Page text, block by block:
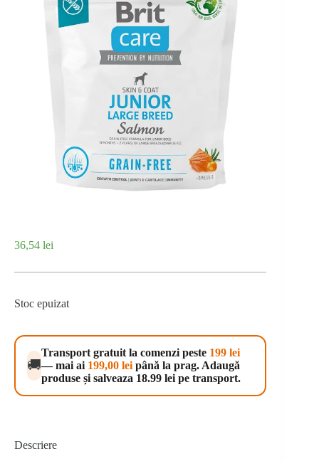
36,54 lei
Stoc epuizat
🚚
Transport gratuit la comenzi peste 199 lei
— mai ai 199,00 lei până la prag. Adaugă
produse și salveaza 18.99 lei pe transport.
Descriere